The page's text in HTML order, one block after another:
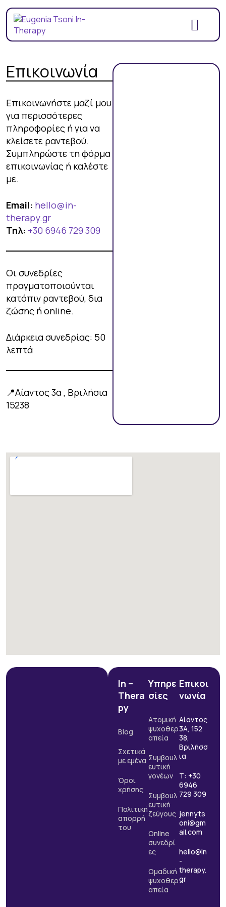
Επικοινωνία
Επικοινωνήστε μαζί μου
για περισσότερες
πληροφορίες ή για να
κλείσετε ραντεβού.
Συμπληρώστε τη φόρμα
επικοινωνίας ή καλέστε
με.
Email: hello@in-
therapy.gr
Τηλ: +30 6946 729 309
Οι συνεδρίες
πραγματοποιούνται
κατόπιν ραντεβού, δια
ζώσης ή online.
Διάρκεια συνεδρίας: 50
λεπτά
📍Αίαντος 3α , Βριλήσια
15238
In –
Thera
py
Blog
Σχετικά
με εμένα
Όροι
χρήσης
Πολιτική
απορρή
του
Υπηρε
σίες
Ατομική
ψυχοθερ
απεία
Συμβουλ
ευτική
γονέων
Συμβουλ
ευτική
ζεύγους
Online
συνεδρί
ες
Ομαδική
ψυχοθερ
απεία
Επικοι
νωνία
Αίαντος
3Α, 152
38,
Βριλήσσ
ια
Τ: +30
6946
729 309
jennyts
oni@gm
ail.com
hello@in
-
therapy.
gr